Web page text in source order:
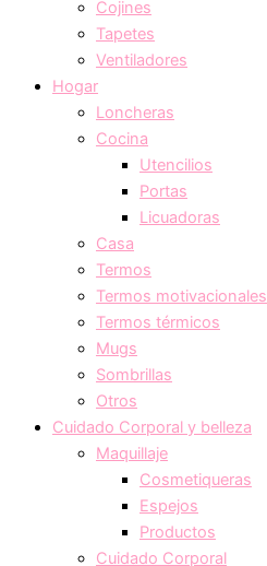
Cojines
Tapetes
Ventiladores
Hogar
Loncheras
Cocina
Utencilios
Portas
Licuadoras
Casa
Termos
Termos motivacionales
Termos térmicos
Mugs
Sombrillas
Otros
Cuidado Corporal y belleza
Maquillaje
Cosmetiqueras
Espejos
Productos
Cuidado Corporal